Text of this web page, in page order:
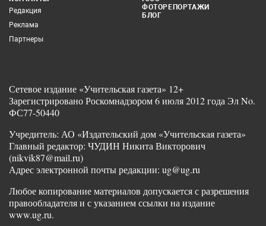
Редакция
Реклама
Партнеры
ФОТОРЕПОРТАЖИ
БЛОГ
Сетевое издание «Учительская газета» 12+
Зарегистрировано Роскомнадзором 6 июля 2012 года Эл No.
ФС77-50440
Учредитель: АО «Издательский дом «Учительская газета»
Главный редактор: ЧУДИН Никита Викторович
(nikvik87@mail.ru)
Адрес электронной почты редакции: ug@ug.ru
Любое копирование материалов допускается с разрешения
правообладателя и с указанием ссылки на издание
www.ug.ru.